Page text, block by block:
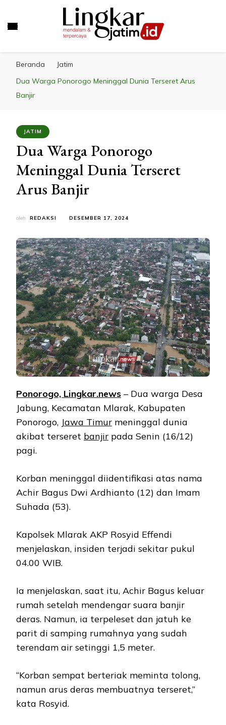
Beranda
Jatim
Dua Warga Ponorogo Meninggal Dunia Terseret Arus
Banjir
JATIM
Dua Warga Ponorogo
Meninggal Dunia Terseret
Arus Banjir
oleh REDAKSI DESEMBER 17, 2024
Ponorogo, Lingkar.news – Dua warga Desa
Jabung, Kecamatan Mlarak, Kabupaten
Ponorogo, Jawa Timur meninggal dunia
akibat terseret banjir pada Senin (16/12)
pagi.
Korban meninggal diidentifikasi atas nama
Achir Bagus Dwi Ardhianto (12) dan Imam
Suhada (53).
Kapolsek Mlarak AKP Rosyid Effendi
menjelaskan, insiden terjadi sekitar pukul
04.00 WIB.
Ia menjelaskan, saat itu, Achir Bagus keluar
rumah setelah mendengar suara banjir
deras. Namun, ia terpeleset dan jatuh ke
parit di samping rumahnya yang sudah
terendam air setinggi 1,5 meter.
“Korban sempat berteriak meminta tolong,
namun arus deras membuatnya terseret,”
kata Rosyid.